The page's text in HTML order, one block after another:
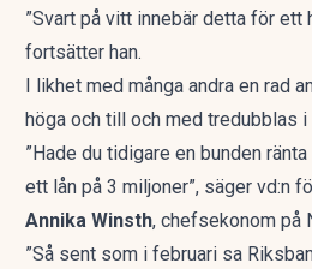
”Svart på vitt innebär detta för ett
fortsätter han.
I likhet med många andra en rad
höga och till och med tredubblas
”Hade du tidigare en bunden
ett lån på 3 miljoner”, säger vd:n
Annika Winsth, chefsekonom på
”Så sent som i februari sa